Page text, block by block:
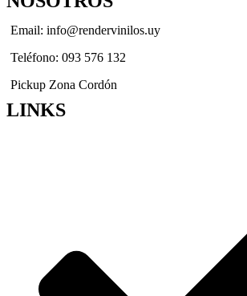
Email: info@rendervinilos.uy
Teléfono: 093 576 132
Pickup Zona Cordón
LINKS